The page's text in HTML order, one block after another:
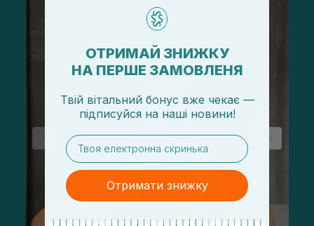
ОТРИМАЙ ЗНИЖКУ
НА ПЕРШЕ ЗАМОВЛЕНЯ
Твій вітальний бонус вже чекає —
підписуйся на наші новини!
email
Отримати знижку